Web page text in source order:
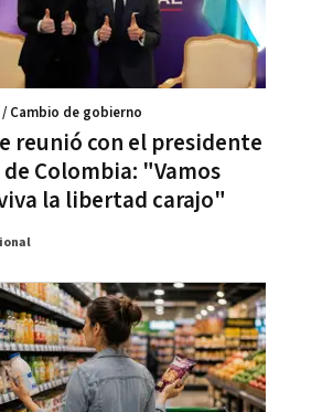
reunió con el presidente
Colombia: "Vamos
la libertad carajo"
/ Cambio de gobierno